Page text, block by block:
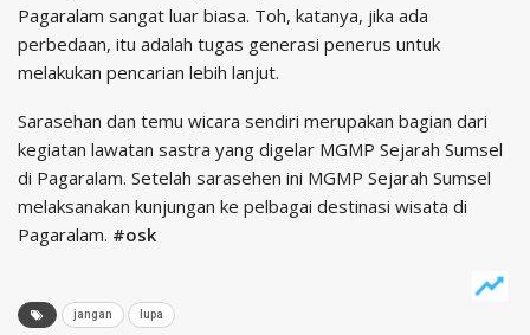
Pagaralam sangat luar biasa. Toh, katanya, jika ada
perbedaan, itu adalah tugas generasi penerus untuk
melakukan pencarian lebih lanjut.
Sarasehan dan temu wicara sendiri merupakan bagian dari
kegiatan lawatan sastra yang digelar MGMP Sejarah Sumsel
di Pagaralam. Setelah sarasehen ini MGMP Sejarah Sumsel
melaksanakan kunjungan ke pelbagai destinasi wisata di
Pagaralam. #osk
jangan lupa